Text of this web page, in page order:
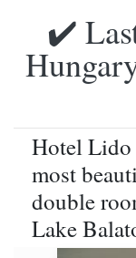
✔️
Hotel Lido
most
double
Lake